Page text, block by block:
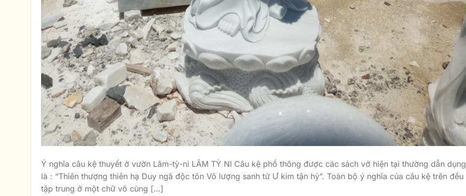
Ý nghĩa câu kệ thuyết ở vườn Lâm-tỳ-ni LÂM TỲ NI Câu kệ phổ thông được các sách vở hiện tại thường dẫn dụng
là : “Thiên thượng thiên hạ Duy ngã độc tôn Vô lượng sanh tử Ư kim tận hỷ”. Toàn bộ ý nghĩa của câu kệ trên đều
tập trung ở một chữ vô cùng […]